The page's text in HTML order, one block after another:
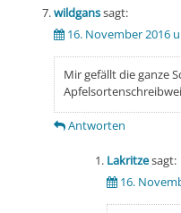
wildganssagt:
16. November 2016
Mir gefällt die ganze
Antworten
Lakritzesagt:
16.